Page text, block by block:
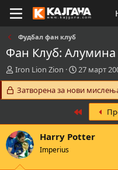
Фудбал фан клуб
Фан Клуб: Алумина
К
р
е
а
о
р
н
а
т
Iron Lion Zion
В
р
е
м
е
н
а
з
27 март
Затворена за нови
Harry Potter
Imperius